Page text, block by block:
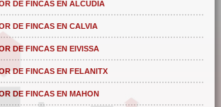
DE FINCAS EN ALCUDIA
DE FINCAS EN CALVIA
DE FINCAS EN EIVISSA
DE FINCAS EN FELANITX
DE FINCAS EN MAHON